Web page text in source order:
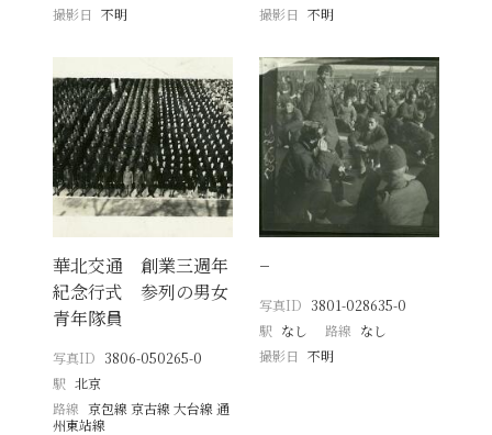
撮影日
不明
撮影日 不明
華北交通 創業三週年
紀念行式 参列の男女
青年隊員
写真ID 3806-050265-0
駅 北京
路線 京包線 京古線 大台線 通
州東站線
−
写真ID 3801-028635-0
駅 なし 路線 なし
撮影日 不明